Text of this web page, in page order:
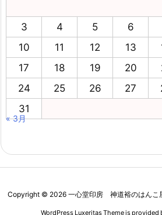
3
4 5 6
10
11 12 13
17
18 19 20
24
25 26 27
31
« 3月
Copyright © 2026 一心堂印房 神道裕のはんこ
WordPress Luxeritas Theme is provided